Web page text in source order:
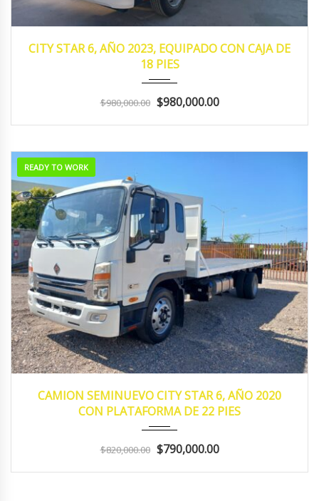
CITY STAR 6, AÑO 2023, EQUIPADO CON CAJA DE
18 PIES
$980,000.00 $980,000.00
READY TO WORK
CAMION SEMINUEVO CITY STAR 6, AÑO 2020
CON PLATAFORMA DE 22 PIES
$820,000.00 $790,000.00